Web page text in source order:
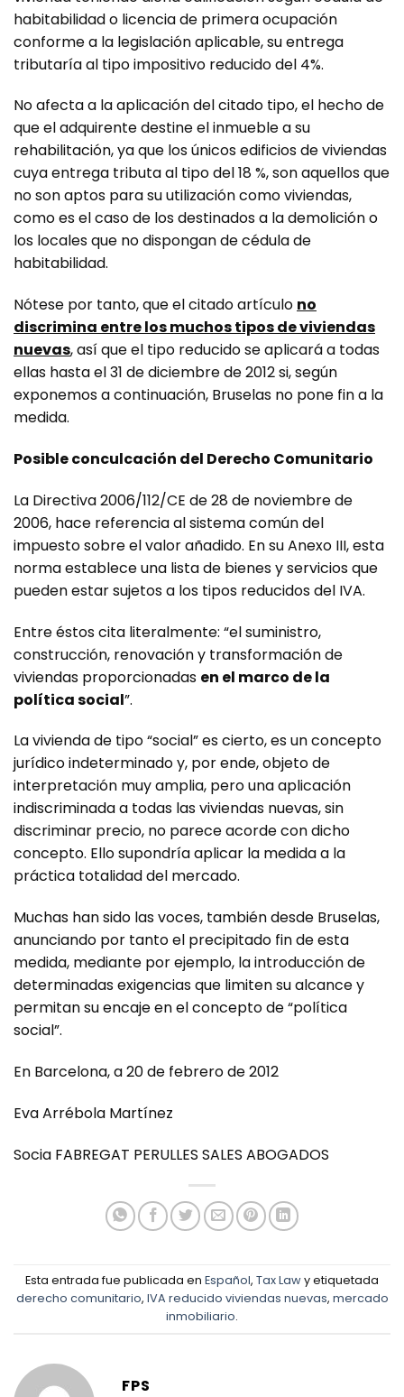
habitabilidad o licencia de primera ocupación
conforme a la legislación aplicable, su entrega
tributaría al tipo impositivo reducido del 4%.
No afecta a la aplicación del citado tipo, el hecho de
que el adquirente destine el inmueble a su
rehabilitación, ya que los únicos edificios de viviendas
cuya entrega tributa al tipo del 18 %, son aquellos que
no son aptos para su utilización como viviendas,
como es el caso de los destinados a la demolición o
los locales que no dispongan de cédula de
habitabilidad.
Nótese por tanto, que el citado artículo no
discrimina entre los muchos tipos de viviendas
nuevas, así que el tipo reducido se aplicará a todas
ellas hasta el 31 de diciembre de 2012 si, según
exponemos a continuación, Bruselas no pone fin a la
medida.
Posible conculcación del Derecho Comunitario
La Directiva 2006/112/CE de 28 de noviembre de
2006, hace referencia al sistema común del
impuesto sobre el valor añadido. En su Anexo III, esta
norma establece una lista de bienes y servicios que
pueden estar sujetos a los tipos reducidos del IVA.
Entre éstos cita literalmente: “el suministro,
construcción, renovación y transformación de
viviendas proporcionadas en el marco de la
política social”.
La vivienda de tipo “social” es cierto, es un concepto
jurídico indeterminado y, por ende, objeto de
interpretación muy amplia, pero una aplicación
indiscriminada a todas las viviendas nuevas, sin
discriminar precio, no parece acorde con dicho
concepto. Ello supondría aplicar la medida a la
práctica totalidad del mercado.
Muchas han sido las voces, también desde Bruselas,
anunciando por tanto el precipitado fin de esta
medida, mediante por ejemplo, la introducción de
determinadas exigencias que limiten su alcance y
permitan su encaje en el concepto de “política
social”.
En Barcelona, a 20 de febrero de 2012
Eva Arrébola Martínez
Socia FABREGAT PERULLES SALES ABOGADOS
Esta entrada fue publicada en Español, Tax Lawy etiquetada
derecho comunitario, IVA reducido viviendas nuevas, mercado
inmobiliario.
FPS